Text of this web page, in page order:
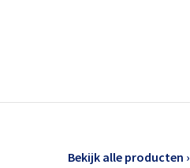
Bekijk alle producten ›